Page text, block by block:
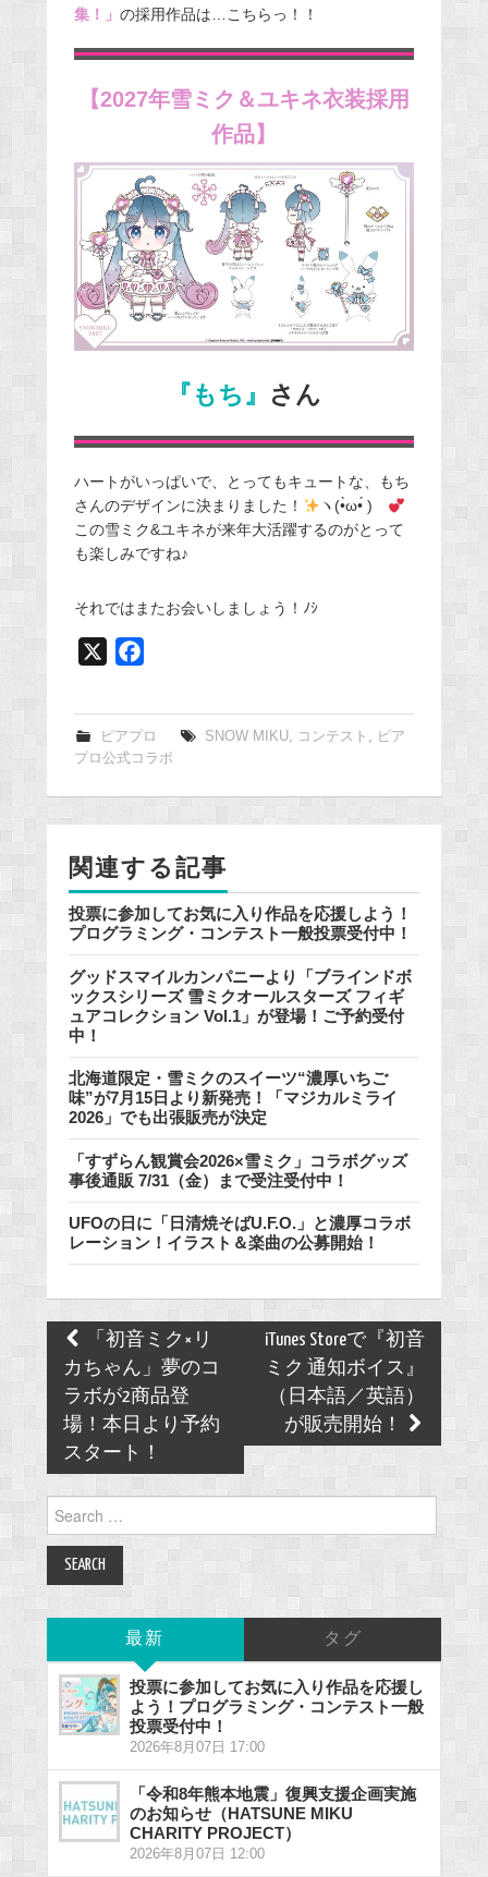
集！」 の採用作品は…こちらっ！！
【2027年雪ミク＆ユキネ衣装採用
作品】
『もち』 さん
ハートがいっぱいで、とってもキュートな、もち
さんのデザインに決まりました！
ヽ(•̀ω•́ )ゝ
この雪ミク&ユキネが来年大活躍するのがとって
も楽しみですね♪
それではまたお会いしましょう！ﾉｼ
e
b
o
o
ピアプロ SNOW MIKU, コンテスト , ピア
プロ公式コラボ
関連する記事
投票に参加してお気に入り作品を応援しよう！
プログラミング・コンテスト一般投票受付中！
グッドスマイルカンパニーより「ブラインドボ
ックスシリーズ 雪ミクオールスターズ フィギ
ュアコレクション Vol.1」が登場！ご予約受付
中！
北海道限定・雪ミクのスイーツ“濃厚いちご
味”が7月15日より新発売！「マジカルミライ
2026」でも出張販売が決定
「すずらん観賞会2026×雪ミク」コラボグッズ
事後通販 7/31（金）まで受注受付中！
UFOの日に「日清焼そばU.F.O.」と濃厚コラボ
レーション！イラスト＆楽曲の公募開始！
Post
navigation
「初音ミク×リ
カちゃん」夢のコ
ラボが2商品登
場！本日より予約
スタート！
iTunes Storeで『初音
ミク 通知ボイス』
（日本語／英語）
が販売開始！
for:
最新 タグ
投票に参加してお気に入り作品を応援し
よう！プログラミング・コンテスト一般
投票受付中！
2026年8月07日 17:00
「令和8年熊本地震」復興支援企画実施
のお知らせ（HATSUNE MIKU
CHARITY PROJECT）
2026年8月07日 12:00